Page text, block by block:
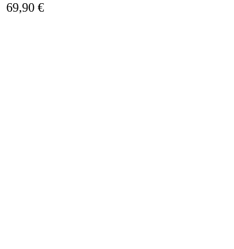
69,90 €